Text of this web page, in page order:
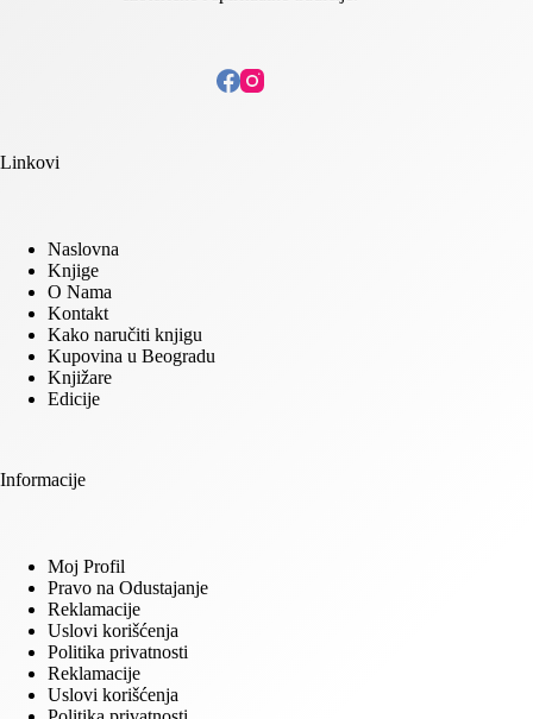
Linkovi
Naslovna
Knjige
O Nama
Kontakt
Kako naručiti knjigu
Kupovina u Beogradu
Knjižare
Edicije
Informacije
Moj Profil
Pravo na Odustajanje
Reklamacije
Uslovi korišćenja
Politika privatnosti
Reklamacije
Uslovi korišćenja